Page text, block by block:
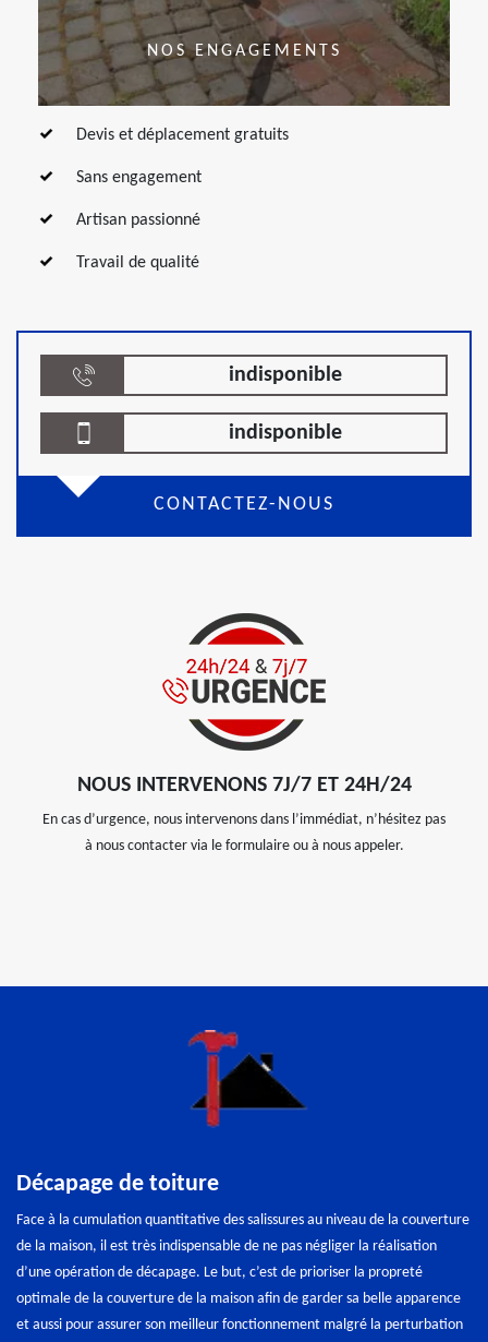
NOS ENGAGEMENTS
Devis et déplacement gratuits
Sans engagement
Artisan passionné
Travail de qualité
indisponible
indisponible
CONTACTEZ-NOUS
NOUS INTERVENONS 7J/7 ET 24H/24
En cas d’urgence, nous intervenons dans l’immédiat, n’hésitez pas
à nous contacter via le formulaire ou à nous appeler.
Décapage de toiture
Face à la cumulation quantitative des salissures au niveau de la couverture
de la maison, il est très indispensable de ne pas négliger la réalisation
d’une opération de décapage. Le but, c’est de prioriser la propreté
optimale de la couverture de la maison afin de garder sa belle apparence
et aussi pour assurer son meilleur fonctionnement malgré la perturbation